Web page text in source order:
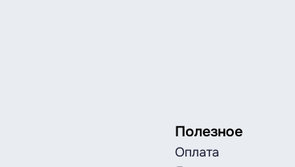
Полезное
Оплата